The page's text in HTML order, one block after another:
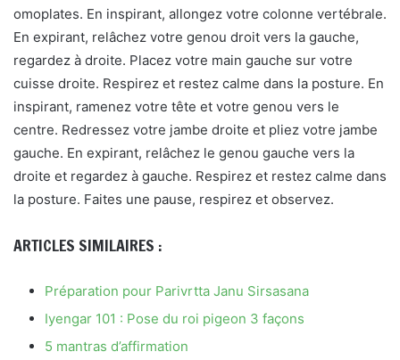
omoplates. En inspirant, allongez votre colonne vertébrale.
En expirant, relâchez votre genou droit vers la gauche,
regardez à droite. Placez votre main gauche sur votre
cuisse droite. Respirez et restez calme dans la posture. En
inspirant, ramenez votre tête et votre genou vers le
centre. Redressez votre jambe droite et pliez votre jambe
gauche. En expirant, relâchez le genou gauche vers la
droite et regardez à gauche. Respirez et restez calme dans
la posture. Faites une pause, respirez et observez.
ARTICLES SIMILAIRES :
Préparation pour Parivrtta Janu Sirsasana
Iyengar 101 : Pose du roi pigeon 3 façons
5 mantras d’affirmation